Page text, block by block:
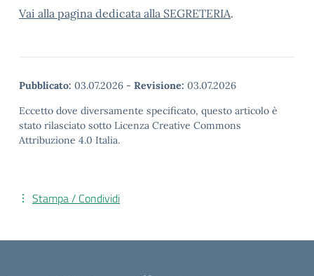
Vai alla pagina dedicata alla SEGRETERIA.
Pubblicato: 03.07.2026 - Revisione: 03.07.2026
Eccetto dove diversamente specificato, questo articolo è
stato rilasciato sotto Licenza Creative Commons
Attribuzione 4.0 Italia.
Stampa / Condividi